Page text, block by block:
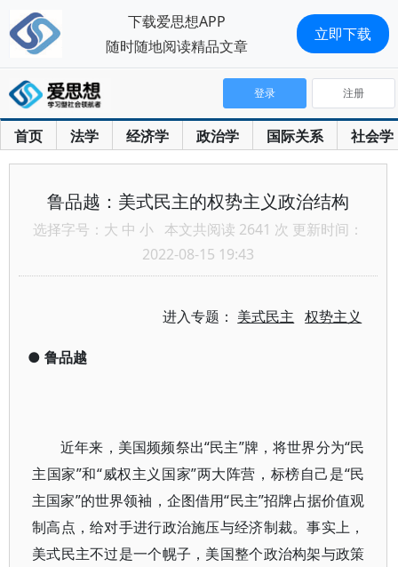
首页 法学 经济学 政治学 国际关系 社会学
登录 注册
鲁品越：美式民主的权势主义政治结构
选择字号： 大 中 小 本文共阅读 2641 次 更新时间：
2022-08-15 19:43
进入专题： 美式民主 权势主义
● 鲁品越
近年来，美国频频祭出“民主”牌，将世界分为“民
主国家”和“威权主义国家”两大阵营，标榜自己是“民
主国家”的世界领袖，企图借用“民主”招牌占据价值观
制高点，给对手进行政治施压与经济制裁。事实上，
美式民主不过是一个幌子，美国整个政治构架与政策
下载爱思想APP
随时随地阅读精品文章
立即下载